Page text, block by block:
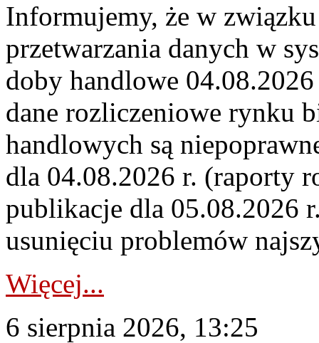
Informujemy, że w
przetwarzania danych w
doby handlowe
dane rozliczeniowe rynku
handlowych są
dla 04.08.2026 r. (raporty
publikacje dla 05.08.2026
usunięciu problemów
Więcej...
6 sierpnia 2026, 13:25